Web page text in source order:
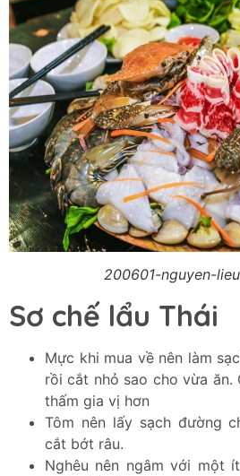
200601-nguyen-
Sơ chế lẩu Thái
Mực khi mua về nên làm
rồi cắt nhỏ sao cho vừa ăn.
thấm gia vị hơn
Tôm nên lấy sạch đường
cắt bớt râu.
Nghêu nên ngâm với một